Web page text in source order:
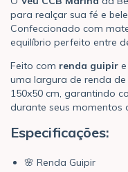
para realçar sua fé e
Confeccionado com
equilíbrio perfeito entre
Feito com renda guipir
uma largura de renda
150x50 cm, garantindo
durante seus momentos
Especificações:
🌸 Renda Guipir